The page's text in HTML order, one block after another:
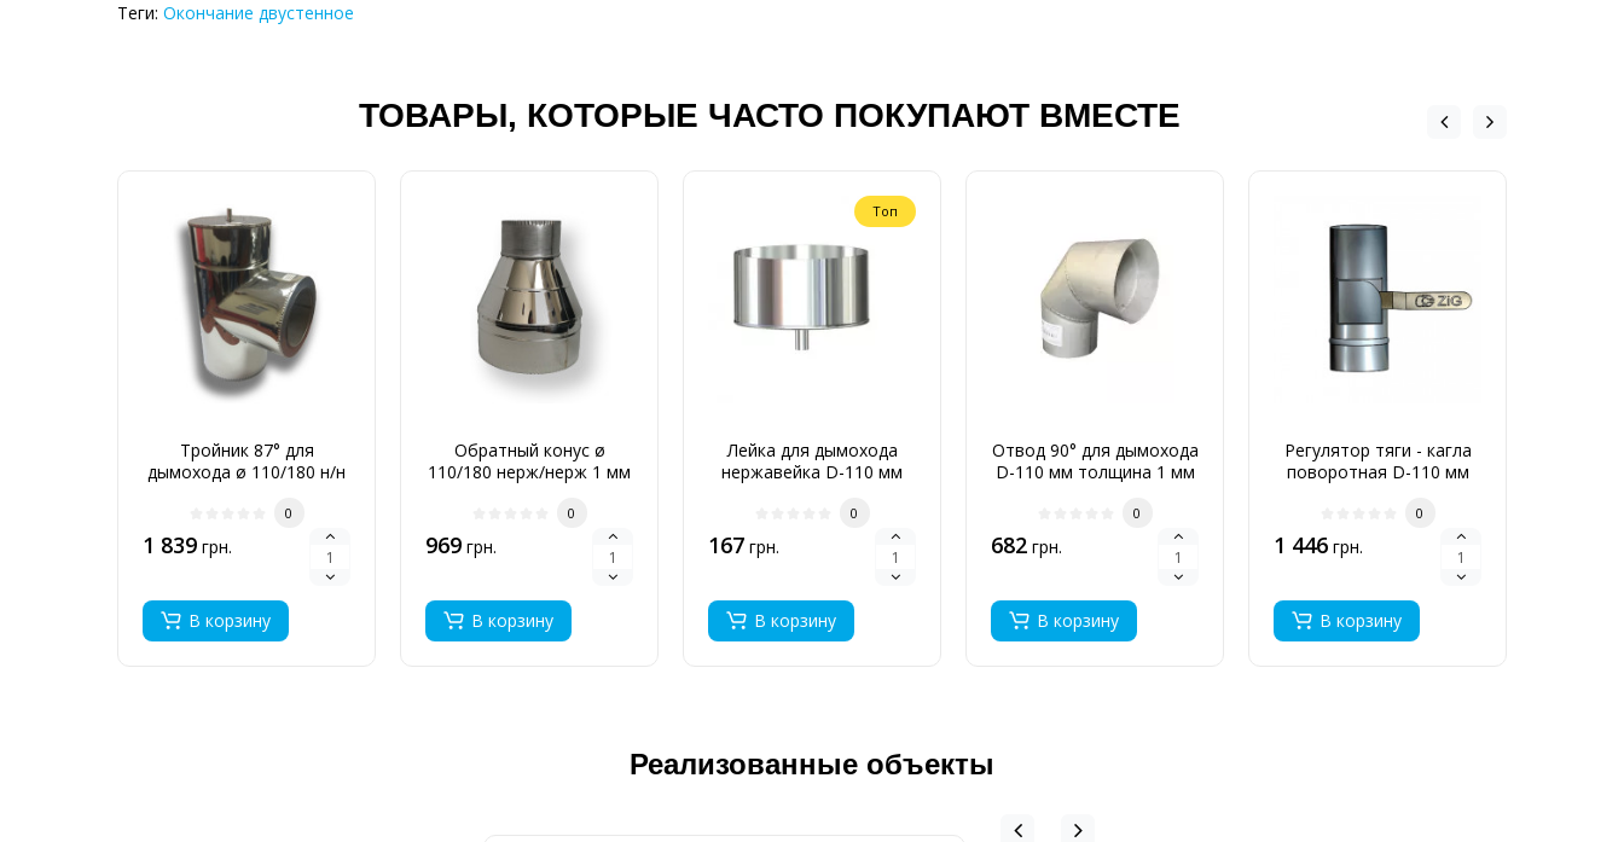
Теги: Окончание двустенное
ТОВАРЫ, КОТОРЫЕ ЧАСТО ПОКУПАЮТ ВМЕСТЕ
Тройник 87° для
дымохода ø 110/180 н/н
0
1 839 грн.
В корзину
Обратный конус ø
110/180 нерж/нерж 1 мм
0
969 грн.
В корзину
Топ
Лейка для дымохода
нержавейка D-110 мм
0
167 грн.
В корзину
Отвод 90° для дымохода
D-110 мм толщина 1 мм
0
682 грн.
В корзину
Регулятор тяги - кагла
поворотная D-110 мм
0
1 446 грн.
В корзину
Реализованные объекты